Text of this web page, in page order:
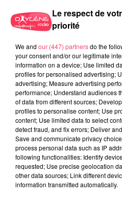
27 juillet 2026
ANGERS SCO. L'ATTAQUANT
BAS
Le respect de
priorité
We and our (447) partnersdo the
your consent and/or our legitimate
information on a device; Use limited
profiles for personalised advertising;
advertising; Measure advertising
performance; Understand audiences
of data from different sources;
profiles to personalise content; Use
content; Use limited data to select
detect fraud, and fix errors; Deliver
Save and communicate privacy
process personal data such as IP
following functionalities: Identify
requested; Use precise geolocation
other data sources; Link different
information transmitted automatically.